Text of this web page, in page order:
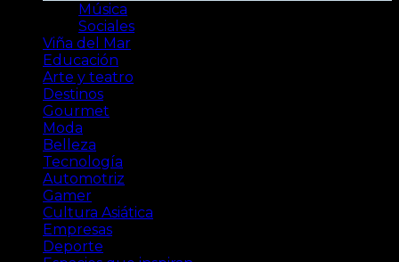
Música
Sociales
Viña del Mar
Educación
Arte y teatro
Destinos
Gourmet
Moda
Belleza
Tecnología
Automotriz
Gamer
Cultura Asiática
Empresas
Deporte